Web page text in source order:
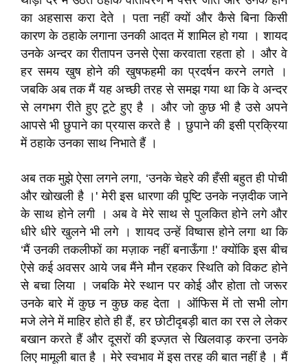
का अहसास करा देते । पता नहीं क्यों और कैसे बिना किसी
कारण के ठहाके लगाना उनकी आदत में शामिल हो गया । शायद
उनके अन्दर का रीतापन उनसे ऐसा करवाता रहता हो । और वे
हर समय खुष होने की खुषफहमी का प्रदर्षन करने लगते ।
जबकि अब तक मैं यह अच्छी तरह से समझ गया था कि वे अन्दर
से लगभग रीते हुए टूटे हुए है । और जो कुछ भी है उसे अपने
आपसे भी छुपाने का प्रयास करते है । छुपाने की इसी प्रक्रिया
में ठहाके उनका साथ निभाते हैं ।
अब तक मुझे ऐसा लगने लगा, ‘उनके चेहरे की हँसी बहुत ही पोची
और खोखली है ।' मेरी इस धारणा की पूष्टि उनके नज़दीक जाने
के साथ होने लगी । अब वे मेरे साथ से पुलकित होने लगे और
धीरे धीरे खुलने भी लगे । शायद उन्हें विष्वास होने लगा था कि
‘मैं उनकी तकलीफों का मज़ाक नहीं बनाऊँगा !' क्योंकि इस बीच
ऐसे कई अवसर आये जब मैंने मौन रहकर स्थिति को विकट होने
से बचा लिया । जबकि मेरे स्थान पर कोई और होता तो जरूर
उनके बारे में कुछ न कुछ कह देता । ऑफिस में तो सभी लोग
मजे लेने में माहिर होते ही हैं, हर छोटीदृबड़ी बात का रस ले लेकर
बखान करते हैं और दूसरों की इज्ज़त से खिलवाड़ करना उनके
लिए मामूली बात है । मेरे स्वभाव में इस तरह की बात नहीं है । मैं